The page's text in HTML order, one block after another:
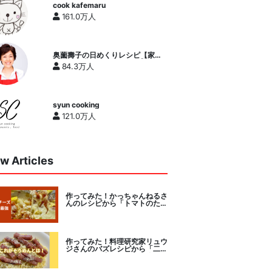
cook kafemaru
161.0万人
奥薗壽子の日めくりレシピ【家庭
料理研究家公式チャンネル】
84.3万人
syun cooking
121.0万人
Articles
作ってみた！かっちゃんねるさ
んのレシピから「トマトのたま
作ってみた！料理研究家リュウ
ジさんのバズレシピから「二度